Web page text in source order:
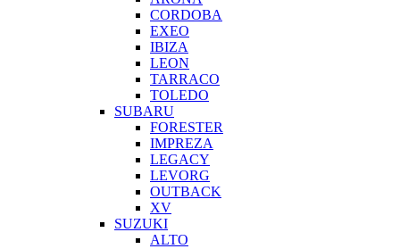
CORDOBA
EXEO
IBIZA
LEON
TARRACO
TOLEDO
SUBARU
FORESTER
IMPREZA
LEGACY
LEVORG
OUTBACK
XV
SUZUKI
ALTO